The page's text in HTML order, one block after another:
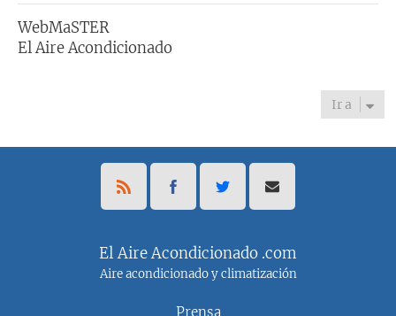
WebMaSTER
El Aire Acondicionado
Ir a
El Aire Acondicionado .com
Aire acondicionado y climatización
Prensa